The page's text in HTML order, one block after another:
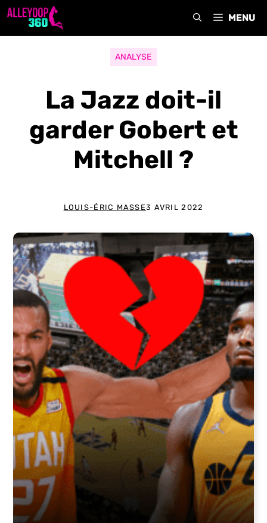
Aller
MENU
ANALYSE
La Jazz doit-il
garder Gobert et
Mitchell ?
LOUIS-ÉRIC MASSE3 AVRIL 2022